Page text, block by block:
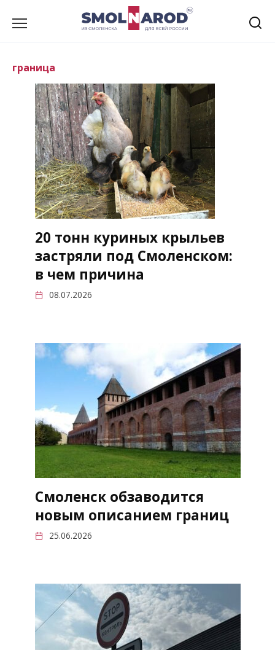
граница
20 тонн куриных крыльев
застряли под Смоленском:
в чем причина
08.07.2026
Смоленск обзаводится
новым описанием границ
25.06.2026